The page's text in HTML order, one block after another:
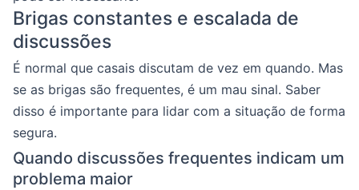
Brigas constantes e escalada de
discussões
É normal que casais discutam de vez em quando. Mas
se as brigas são frequentes, é um mau sinal. Saber
disso é importante para lidar com a situação de forma
segura.
Quando discussões frequentes indicam um
problema maior